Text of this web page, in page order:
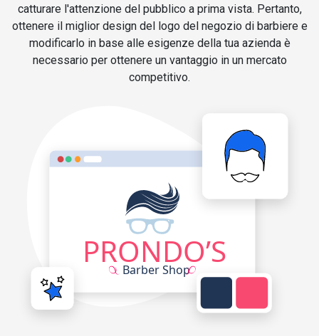
catturare l'attenzione del pubblico a prima vista. Pertanto,
ottenere il miglior design del logo del negozio di barbiere e
modificarlo in base alle esigenze della tua azienda è
necessario per ottenere un vantaggio in un mercato
competitivo.